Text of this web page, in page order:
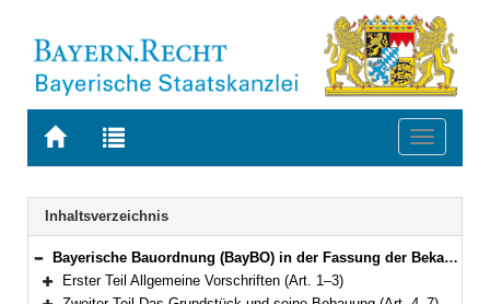
Zur
BAYERN.RECHT
Zur
letzten
Suche
Toggle
Navigation
Inhaltsverzeichnis
Bereich reduzieren
Bayerische Bauordnung (BayBO) in der Fassung der Bekanntmachung vom 14. August 2007 (GVBl. S. 588) BayRS 2132-1-B (Art. 1–84)
Bereich erweitern
Erster Teil Allgemeine Vorschriften (Art. 1–3)